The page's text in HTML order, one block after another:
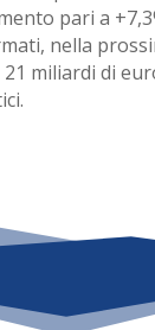
pari a
nella
miliardi di